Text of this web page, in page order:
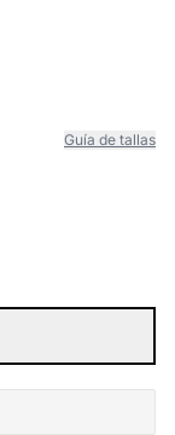
Guía de tallas